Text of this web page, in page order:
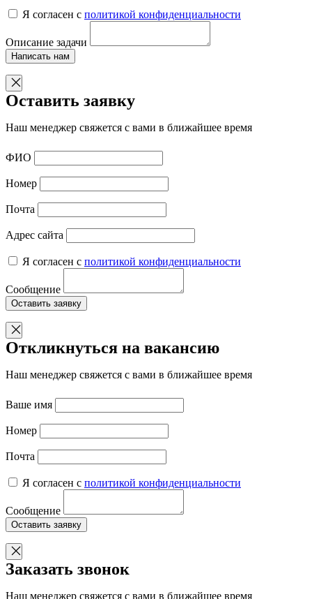
Я согласен с политикой конфиденциальности
Описание задачи
Написать нам
Оставить заявку
Наш менеджер свяжется с вами в ближайшее время
ФИО
Номер
Почта
Адрес сайта
Я согласен с политикой конфиденциальности
Сообщение
Оставить заявку
Откликнуться на вакансию
Наш менеджер свяжется с вами в ближайшее время
Ваше имя
Номер
Почта
Я согласен с политикой конфиденциальности
Сообщение
Оставить заявку
Заказать звонок
Наш менеджер свяжется с вами в ближайшее время